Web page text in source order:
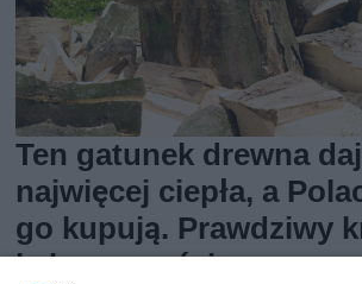
Ten gatunek drewna
najwięcej ciepła, a
go kupują. Prawdziwy
kaloryczności